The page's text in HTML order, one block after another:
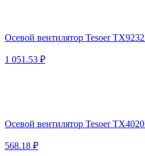
Осевой вентилятор Tesoer
1 051.53 ₽
Осевой вентилятор Tesoer
568.18 ₽